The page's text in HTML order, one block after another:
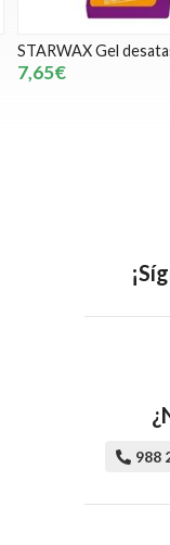
STARWAX
chimenea
Consultar precio
988